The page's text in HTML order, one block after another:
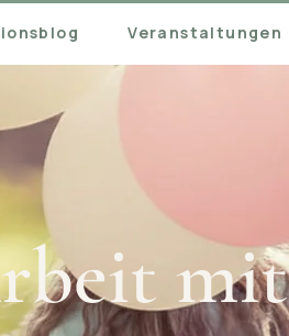
Veranstaltungen
mit